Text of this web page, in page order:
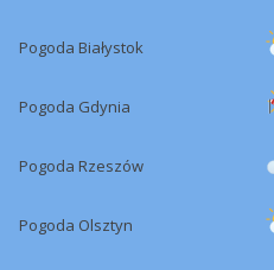
Pogoda Białystok
Pogoda Gdynia
Pogoda Rzeszów
Pogoda Olsztyn